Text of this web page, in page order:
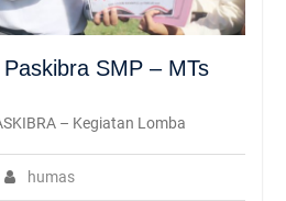
SMP – MTs
humas
– Kegiatan Lomba